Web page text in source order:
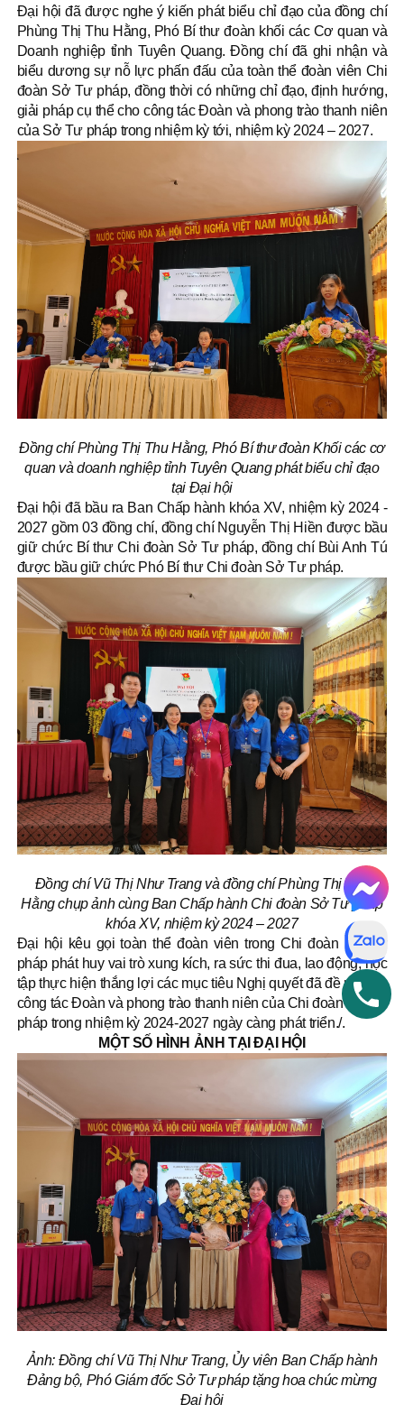
Đại hội đã được nghe ý kiến phát biểu chỉ đạo của đồng chí
Phùng Thị Thu Hằng, Phó Bí thư đoàn khối các Cơ quan và
Doanh nghiệp tỉnh Tuyên Quang. Đồng chí đã ghi nhận và
biểu dương sự nỗ lực phấn đấu của toàn thể đoàn viên Chi
đoàn Sở Tư pháp, đồng thời có những chỉ đạo, định hướng,
giải pháp cụ thể cho công tác Đoàn và phong trào thanh niên
của Sở Tư pháp trong nhiệm kỳ tới, nhiệm kỳ 2024 – 2027.
Đồng chí Phùng Thị Thu Hằng, Phó Bí thư đoàn Khối các cơ
quan và doanh nghiệp tỉnh Tuyên Quang phát biểu chỉ đạo
tại Đại hội
Đại hội đã bầu ra Ban Chấp hành khóa XV, nhiệm kỳ 2024 -
2027 gồm 03 đồng chí, đồng chí Nguyễn Thị Hiền được bầu
giữ chức Bí thư Chi đoàn Sở Tư pháp, đồng chí Bùi Anh Tú
được bầu giữ chức Phó Bí thư Chi đoàn Sở Tư pháp.
Đồng chí Vũ Thị Như Trang và đồng chí Phùng Thị Thu
Hằng chụp ảnh cùng Ban Chấp hành Chi đoàn Sở Tư pháp
khóa XV, nhiệm kỳ 2024 – 2027
Đại hội kêu gọi toàn thể đoàn viên trong Chi đoàn Sở Tư
pháp phát huy vai trò xung kích, ra sức thi đua, lao động, học
tập thực hiện thắng lợi các mục tiêu Nghị quyết đã đề ra, đưa
công tác Đoàn và phong trào thanh niên của Chi đoàn Sở Tư
pháp trong nhiệm kỳ 2024-2027 ngày càng phát triển./.
MỘT SỐ HÌNH ẢNH TẠI ĐẠI HỘI
Ảnh: Đồng chí Vũ Thị Như Trang, Ủy viên Ban Chấp hành
Đảng bộ, Phó Giám đốc Sở Tư pháp tặng hoa chúc mừng
Đại hội